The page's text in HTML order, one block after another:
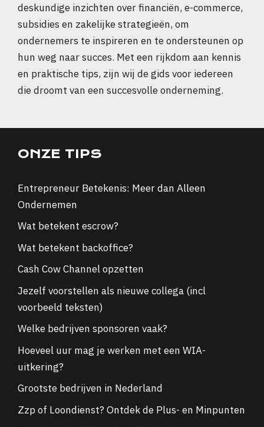
deskundige inzichten over financiën, e-commerce,
subsidies en zakelijke strategieën, om
ondernemers te inspireren en te ondersteunen op
hun weg naar succes. Met een rijkdom aan kennis
en praktische tips, zijn wij de gids voor iedereen
die droomt van een succesvolle onderneming.
ONZE TIPS
Entrepreneur Betekenis: Meer dan Alleen
Ondernemen
Wat betekent escrow?
Wat betekent backoffice?
Cash Cow Channel opzetten
Jezelf voorstellen als nieuwe collega (incl
voorbeeld teksten)
Welke bedrijven sponsoren vaak?
Hoeveel uur mag je werken met een WIA-
uitkering?
Grootste bedrijven in Nederland
Zzp of Loondienst? Ontdek de Plus- en Minpunten